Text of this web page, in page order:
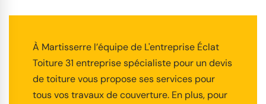
À Martisserre l’équipe de L'entreprise Éclat
Toiture 31 entreprise spécialiste pour un devis
de toiture vous propose ses services pour
tous vos travaux de couverture. En plus, pour